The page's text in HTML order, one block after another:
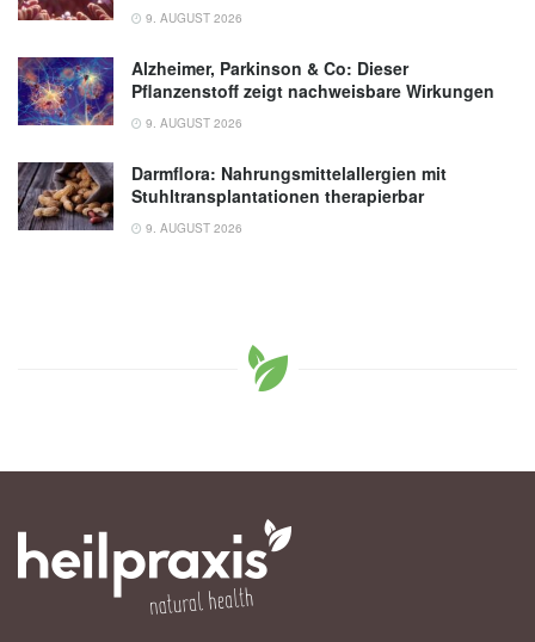
9. AUGUST 2026
Alzheimer, Parkinson & Co: Dieser
Pflanzenstoff zeigt nachweisbare Wirkungen
9. AUGUST 2026
Darmflora: Nahrungsmittelallergien mit
Stuhltransplantationen therapierbar
9. AUGUST 2026